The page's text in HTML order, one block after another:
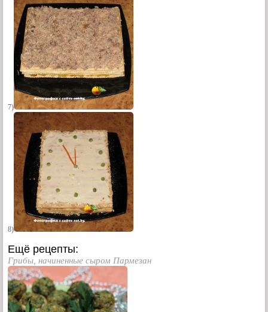
7)
8)
Ещё рецепты:
Грибы, начиненные сыром Пармезан